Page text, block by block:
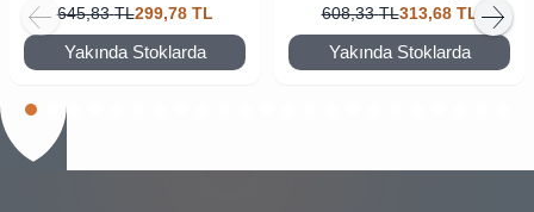
645,83 TL299,78 TL
Yakında Stoklarda
Motosiklet Sis Farı
608,33 TL313,68 TL
Yakında Stoklarda